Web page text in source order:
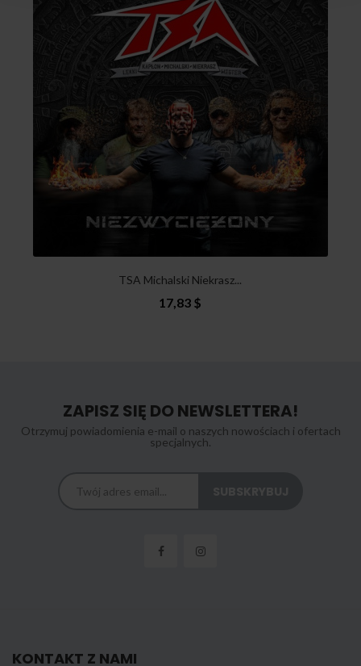
TSA Michalski Niekrasz...
17,83 $
ZAPISZ SIĘ DO NEWSLETTERA!
Otrzymuj powiadomienia e-mail o naszych nowościach i ofertach
specjalnych.
KONTAKT Z NAMI